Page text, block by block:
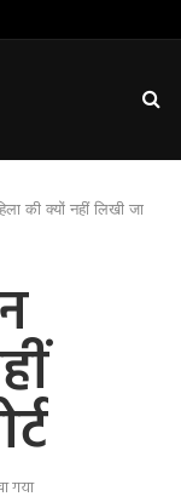
की क्यों नहीं लिखी जा
गया